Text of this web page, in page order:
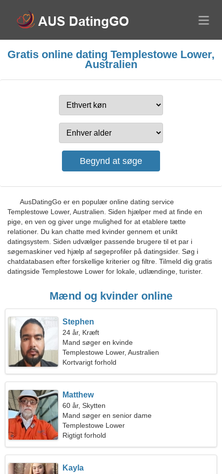
Gratis online dating Templestowe Lower,
Australien
AusDatingGo er en populær online dating service
Templestowe Lower, Australien. Siden hjælper med at finde en
pige, en ven og giver unge mulighed for at etablere tætte
relationer. Du kan chatte med kvinder gennem et unikt
datingsystem. Siden udvælger passende brugere til et par i
søgemaskiner ved hjælp af søgeprofiler på datingsider. Søg i
chatdatabasen efter forskellige kriterier og filtre. Tilmeld dig gratis
datingside Templestowe Lower for lokale, udlændinge, turister.
Mænd og kvinder online
Stephen
24 år, Kræft
Mand søger en kvinde
Templestowe Lower, Australien
Kortvarigt forhold
Matthew
60 år, Skytten
Mand søger en senior dame
Templestowe Lower
Rigtigt forhold
Kayla